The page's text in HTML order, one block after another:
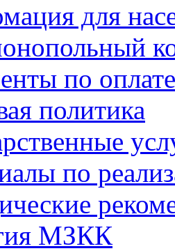
для
по
политика
по
МЗКК